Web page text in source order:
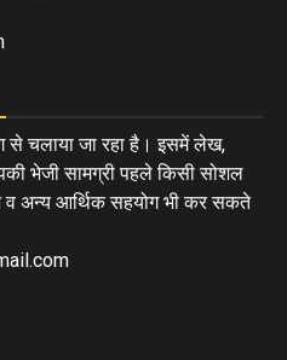
से चलाया जा रहा है। इसमें लेख,
भेजी सामग्री पहले किसी सोशल
व अन्य आर्थिक सहयोग भी कर सकते